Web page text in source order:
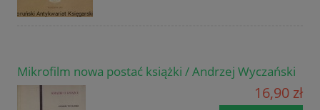
Mikrofilm nowa postać książki / Andrzej Wyczański
16,90 zł